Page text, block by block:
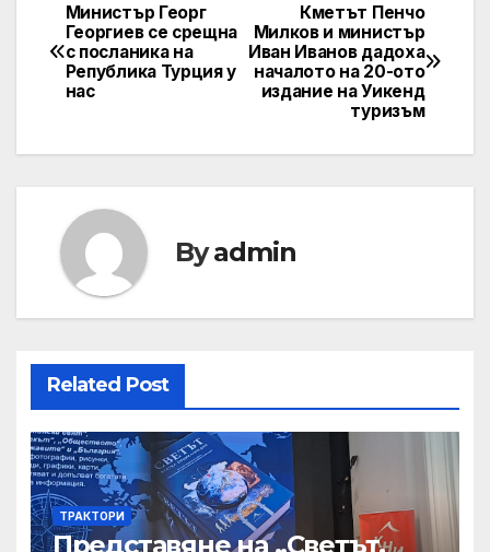
Post
navigation
Кметът Пенчо
Милков и министър
Иван Иванов дадоха
началото на 20-ото
издание на Уикенд
туризъм
Министър Георг
Георгиев се срещна
с посланика на
Република Турция у
нас
Byadmin
Related Post
ТРАКТОРИ
Представяне на „Светът.